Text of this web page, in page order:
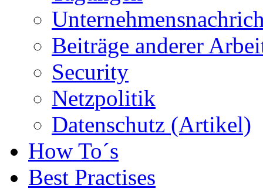
Beiträge anderer
Security
Netzpolitik
Datenschutz (Artikel)
How To´s
Best Practises